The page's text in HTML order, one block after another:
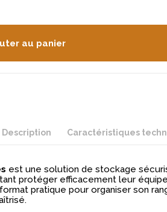
au panier
Description Caractéristiques
est une solution de stockage
protéger efficacement leur
pratique pour organiser son